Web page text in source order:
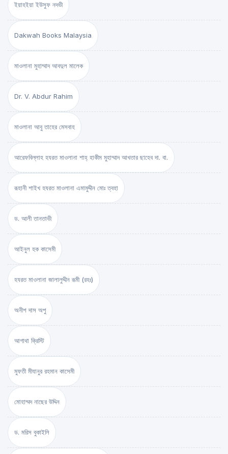
ইয়াহইয়া ইউসুফ নদভী
Dakwah Books Malaysia
মাওলানা মুহাম্মাদ আবদুল মালেক
Dr. V. Abdur Rahim
মাওলানা আবু তাহের মেসবাহ
আরেফবিল্লাহ হযরত মাওলানা শাহ্ হাকীম মুহাম্মাদ আখতার ছাহেব দা. বা.
রূহানী শাইখ হযরত মাওলানা এমামুদ্দীন মোঃ ত্বহা
ড. আলী তানতাভী
আইনুল হক কাসেমী
হযরত মাওলানা জালালুদ্দীন রূমী (রহঃ)
অনীশ দাস অপু
আগাথা ক্রিস্টি
মুফতী মীযানুর রহমান কাসেমী
মোহাম্মদ নাছের উদ্দিন
ড. মরিস বুকাইলি